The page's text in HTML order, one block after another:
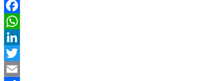
Facebook
WhatsApp
LinkedIn
Twitter